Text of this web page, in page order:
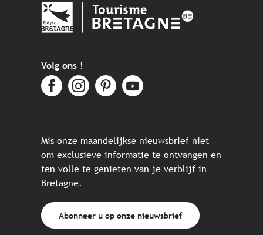
Volg ons !
Mis onze maandelijkse nieuwsbrief niet
om exclusieve informatie te ontvangen en
ten volle te genieten van je verblijf in
Bretagne.
Abonneer u op onze nieuwsbrief